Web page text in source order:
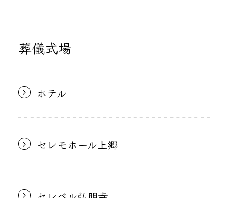
葬儀式場
ホテル
セレモホール上郷